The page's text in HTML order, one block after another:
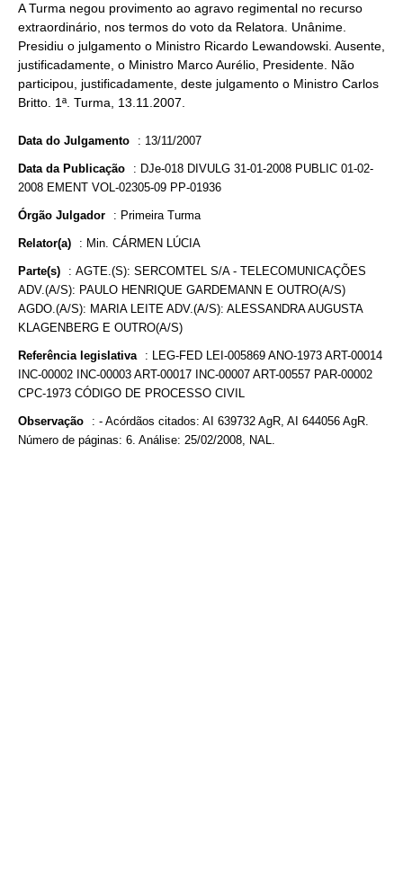
A Turma negou provimento ao agravo regimental no recurso
extraordinário, nos termos do voto da Relatora. Unânime.
Presidiu o julgamento o Ministro Ricardo Lewandowski. Ausente,
justificadamente, o Ministro Marco Aurélio, Presidente. Não
participou, justificadamente, deste julgamento o Ministro Carlos
Britto. 1ª. Turma, 13.11.2007.
Data do Julgamento : 13/11/2007
Data da Publicação : DJe-018 DIVULG 31-01-2008 PUBLIC 01-02-
2008 EMENT VOL-02305-09 PP-01936
Órgão Julgador : Primeira Turma
Relator(a) : Min. CÁRMEN LÚCIA
Parte(s) : AGTE.(S): SERCOMTEL S/A - TELECOMUNICAÇÕES
ADV.(A/S): PAULO HENRIQUE GARDEMANN E OUTRO(A/S)
AGDO.(A/S): MARIA LEITE ADV.(A/S): ALESSANDRA AUGUSTA
KLAGENBERG E OUTRO(A/S)
Referência legislativa : LEG-FED LEI-005869 ANO-1973 ART-00014
INC-00002 INC-00003 ART-00017 INC-00007 ART-00557 PAR-00002
CPC-1973 CÓDIGO DE PROCESSO CIVIL
Observação : - Acórdãos citados: AI 639732 AgR, AI 644056 AgR.
Número de páginas: 6. Análise: 25/02/2008, NAL.